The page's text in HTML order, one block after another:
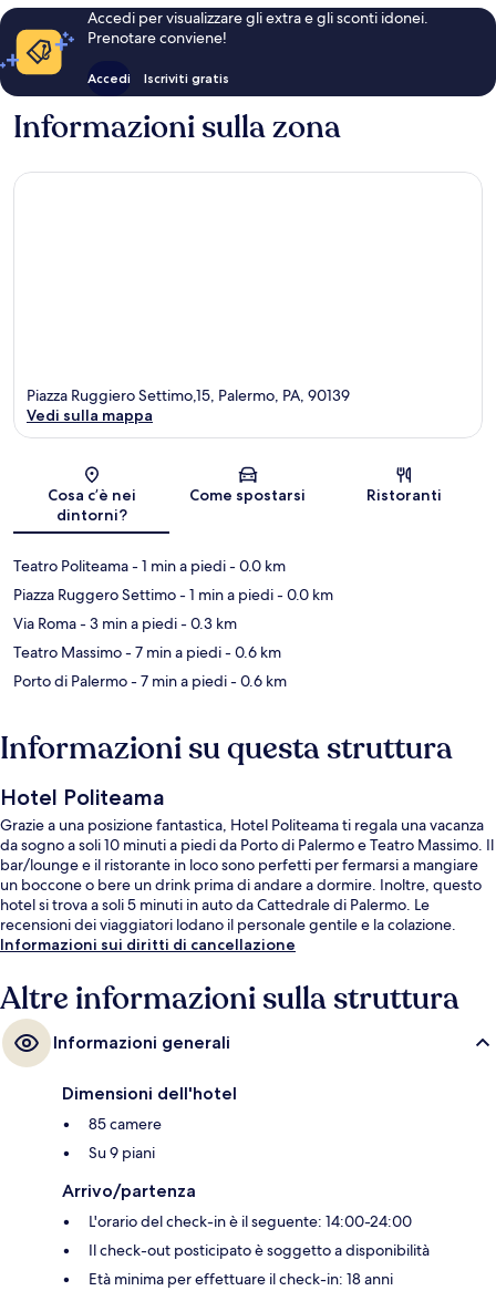
Accedi per visualizzare gli extra e gli sconti idonei.
Prenotare conviene!
Accedi Iscriviti gratis
Informazioni sulla zona
Mappa
Piazza Ruggiero Settimo,15, Palermo, PA, 90139
Vedi sulla mappa
Cosa c’è nei
dintorni?
Come spostarsi Ristoranti
Teatro Politeama- 1 min a piedi- 0.0 km
Piazza Ruggero Settimo- 1 min a piedi- 0.0 km
Via Roma- 3 min a piedi- 0.3 km
Teatro Massimo- 7 min a piedi- 0.6 km
Porto di Palermo- 7 min a piedi- 0.6 km
Informazioni su questa struttura
Hotel Politeama
Grazie a una posizione fantastica, Hotel Politeama ti regala una vacanza
da sogno a soli 10 minuti a piedi da Porto di Palermo e Teatro Massimo. Il
bar/lounge e il ristorante in loco sono perfetti per fermarsi a mangiare
un boccone o bere un drink prima di andare a dormire. Inoltre, questo
hotel si trova a soli 5 minuti in auto da Cattedrale di Palermo. Le
recensioni dei viaggiatori lodano il personale gentile e la colazione.
Informazioni sui diritti di cancellazione
Altre informazioni sulla struttura
Informazioni generali
Dimensioni dell'hotel
85 camere
Su 9 piani
Arrivo/partenza
L'orario del check-in è il seguente: 14:00-24:00
Il check-out posticipato è soggetto a disponibilità
Età minima per effettuare il check-in: 18 anni